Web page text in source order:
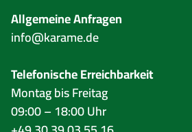
Allgemeine Anfragen
info@karame.de
Telefonische Erreichbarkeit
Montag bis Freitag
09:00 – 18:00 Uhr